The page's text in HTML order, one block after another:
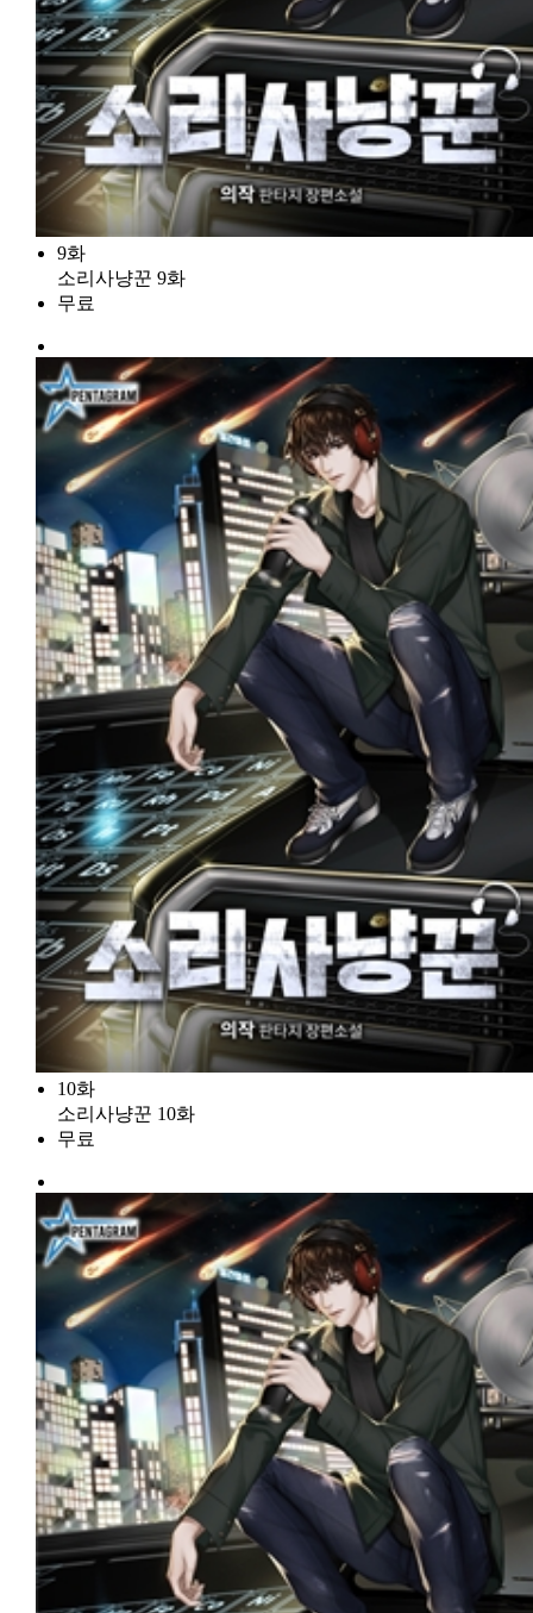
9화
소리사냥꾼 9화
무료
10화
소리사냥꾼 10화
무료